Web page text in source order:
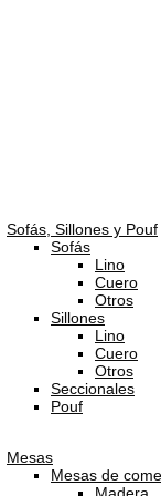
Sofás, Sillones y Pouf
Sofás
Lino
Cuero
Otros
Sillones
Lino
Cuero
Otros
Seccionales
Pouf
Mesas
Mesas de